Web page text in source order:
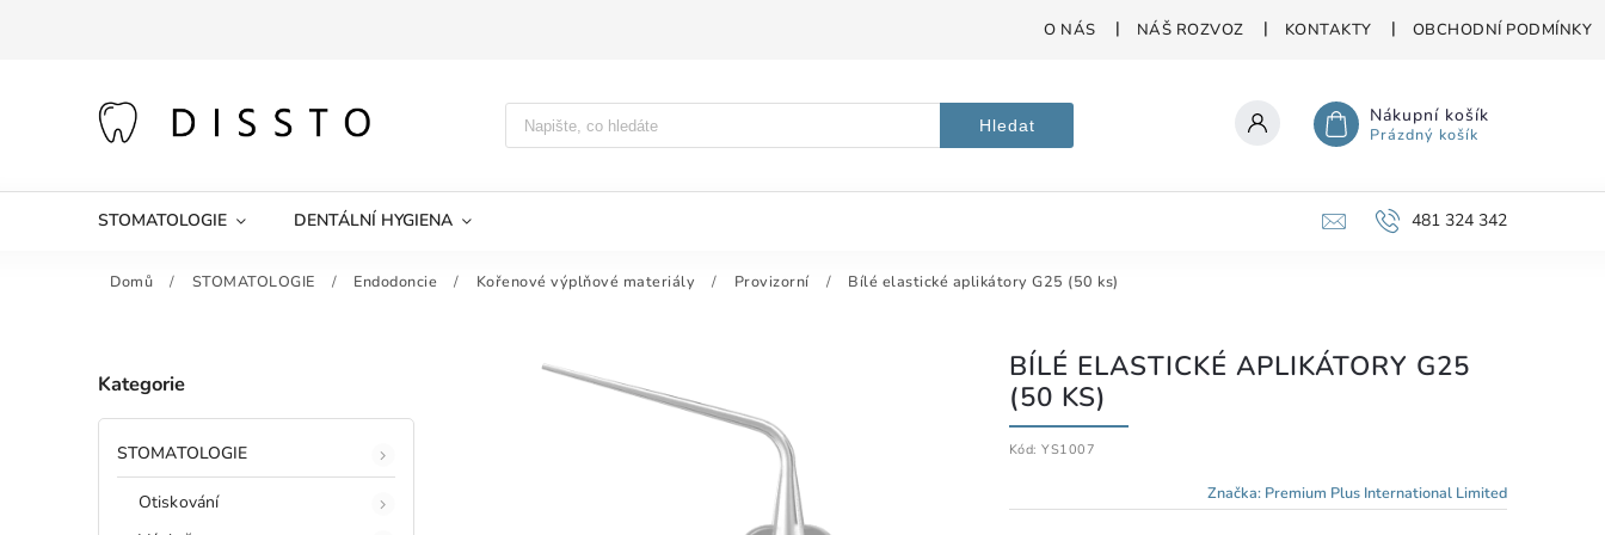
O NÁS NÁŠ ROZVOZ KONTAKTY OBCHODNÍ PODMÍNKY
Hledat Nákupní košík
Prázdný košík
STOMATOLOGIE DENTÁLNÍ HYGIENA 481 324 342
Domů / STOMATOLOGIE / Endodoncie / Kořenové výplňové materiály / Provizorní / Bílé elastické aplikátory G25 (50 ks)
Kategorie
STOMATOLOGIE
Otiskování
BÍLÉ ELASTICKÉ APLIKÁTORY G25
(50 KS)
Kód: YS1007
Značka: Premium Plus International Limited